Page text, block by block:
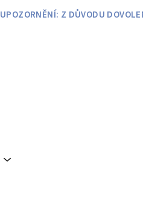
UPOZORNĚNÍ: Z DŮVODU